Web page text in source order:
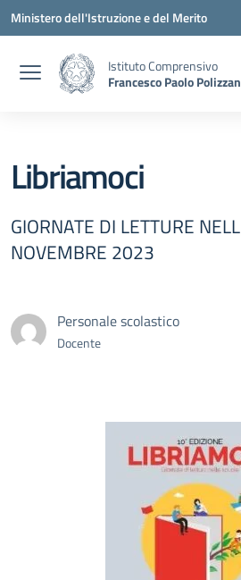
Vai ai contenuti
Vai al menu di navigazione
Vai al footer
Ministero dell'Istruzione e del Merito
Istituto Comprensivo
Francesco Paolo
Libriamoci
GIORNATE DI LETTURE
NOVEMBRE 2023
Personale scolastico
Docente